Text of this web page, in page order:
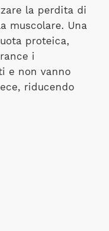
la perdita di
muscolare. Una
proteica,
i
e non vanno
riducendo